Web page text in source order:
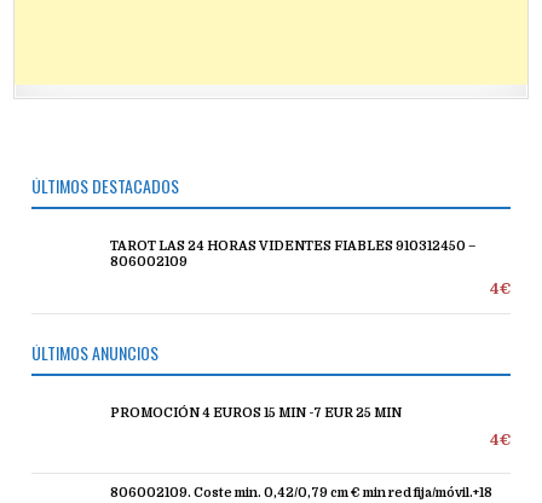
ÚLTIMOS DESTACADOS
TAROT LAS 24 HORAS VIDENTES FIABLES 910312450 –
806002109
4€
ÚLTIMOS ANUNCIOS
PROMOCIÓN 4 EUROS 15 MIN -7 EUR 25 MIN
4€
806002109. Coste min. 0,42/0,79 cm € min red fija/móvil.+18